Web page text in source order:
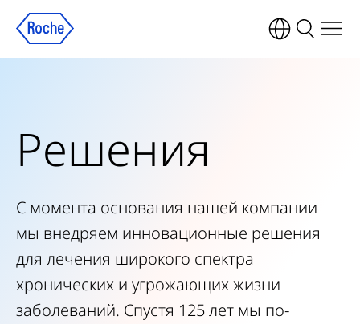
Решения
С момента основания нашей компании
мы внедряем инновационные решения
для лечения широкого спектра
хронических и угрожающих жизни
заболеваний. Спустя 125 лет мы по-